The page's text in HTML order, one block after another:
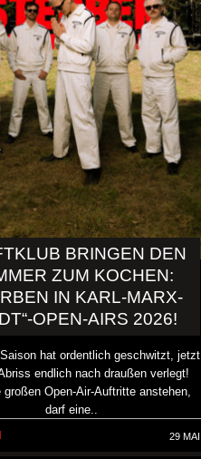
BRINGEN DEN
ZUM KOCHEN:
IN KARL-MARX-
OPEN-AIRS 2026!
hat ordentlich geschwitzt, jetzt
endlich nach draußen verlegt!
großen Open-Air-Auftritte anstehen,
darf eine..
29 MAI